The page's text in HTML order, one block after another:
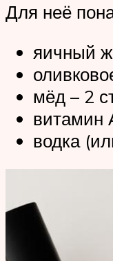
Для неё
яичный
мёд – 2
витамин
водка